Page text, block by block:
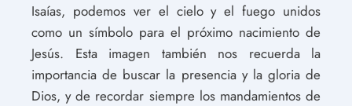
Isaías, podemos ver el cielo y el fuego unidos
como un símbolo para el próximo nacimiento de
Jesús. Esta imagen también nos recuerda la
importancia de buscar la presencia y la gloria de
Dios, y de recordar siempre los mandamientos de